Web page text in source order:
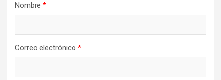
Nombre *
Correo electrónico *